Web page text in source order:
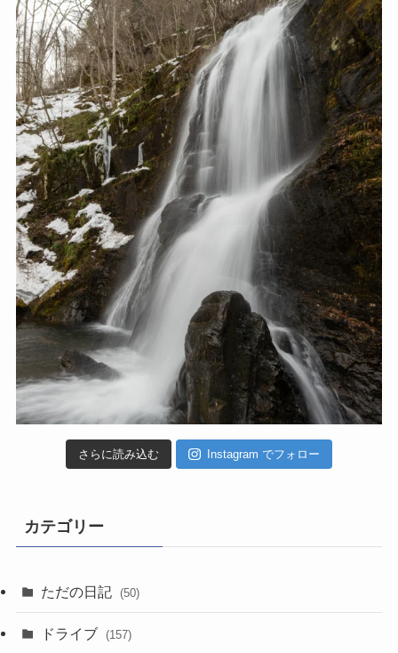
さらに読み込む Instagram でフォロー
カテゴリー
ただの日記 (50)
ドライブ (157)